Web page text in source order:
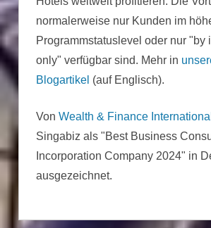
normalerweise nur Kunden im
Programmstatuslevel oder nur "by
only" verfügbar sind. Mehr in
Blogartikel (auf Englisch).
Von Wealth & Finance International
Singabiz als "Best Business
Incorporation Company 2024" in
ausgezeichnet.